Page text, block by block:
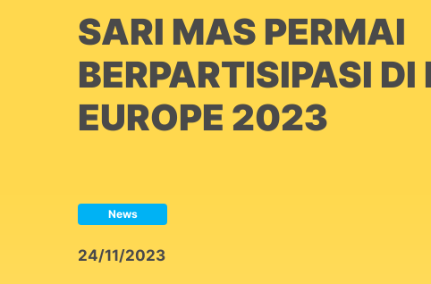
SARI MAS PERMAI
BERPARTISIPASI DI
EUROPE 2023
News
24/11/2023